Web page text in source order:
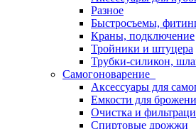
Разное
Быстросъемы,
Краны, подключение
Тройники и штуцера
Трубки-силикон,
Самогоноварение
Аксессуары для
Емкости для
Очистка и
Спиртовые дрожжи